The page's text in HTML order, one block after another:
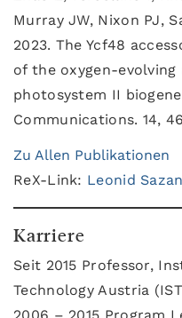
Murray JW, Nixon PJ,
2023. The Ycf48
of the oxygen-
photosystem II
Communications. 14,
Zu Allen Publikationen
ReX-Link: Leonid
Karriere
Seit 2015 Professor,
Technology Austria